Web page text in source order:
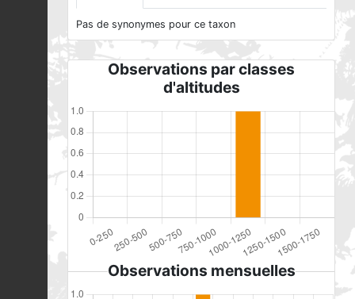
Pas de synonymes pour ce taxon
Observations par classes
d'altitudes
Observations mensuelles